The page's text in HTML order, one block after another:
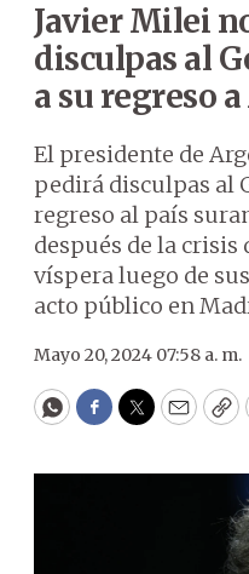
Javier Milei
disculpas al
a su regreso
El presidente de
pedirá disculpas al
regreso al país
después de la
víspera luego de
acto público en
Mayo 20, 2024 07:58 a. m.
WhatsApp
Facebook
Twitter
Email